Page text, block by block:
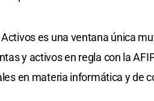
es una ventana única
y activos en regla con la
en materia informática y de